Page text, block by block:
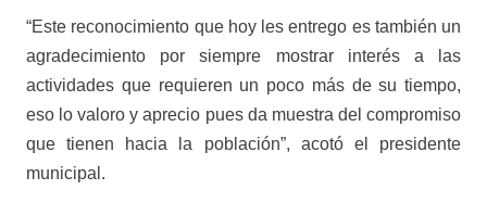
“Este reconocimiento que hoy les entrego es también un
agradecimiento por siempre mostrar interés a las
actividades que requieren un poco más de su tiempo,
eso lo valoro y aprecio pues da muestra del compromiso
que tienen hacia la población”, acotó el presidente
municipal.